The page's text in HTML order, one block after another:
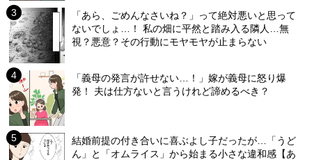
「あら、ごめんなさいね？」って絶対悪いと思って
ないでしょ…！ 私の畑に平然と踏み入る隣人…無
視？悪意？その行動にモヤモヤが止まらない
「義母の発言が許せない…！」嫁が義母に怒り爆
発！ 夫は仕方ないと言うけれど諦めるべき？
結婚前提の付き合いに喜ぶよし子だったが…「うど
ん」と「オムライス」から始まる小さな違和感【あ